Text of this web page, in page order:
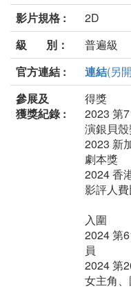
影片規格 :
2D
級 別：
普遍級
官方連結 :
連結(另
參展及
獲獎紀錄 :
得獎
2023 第
演銀貝
2023 新
劇本獎
2024 香
影評人
入圍
2024 第
員
2024 第
女主角